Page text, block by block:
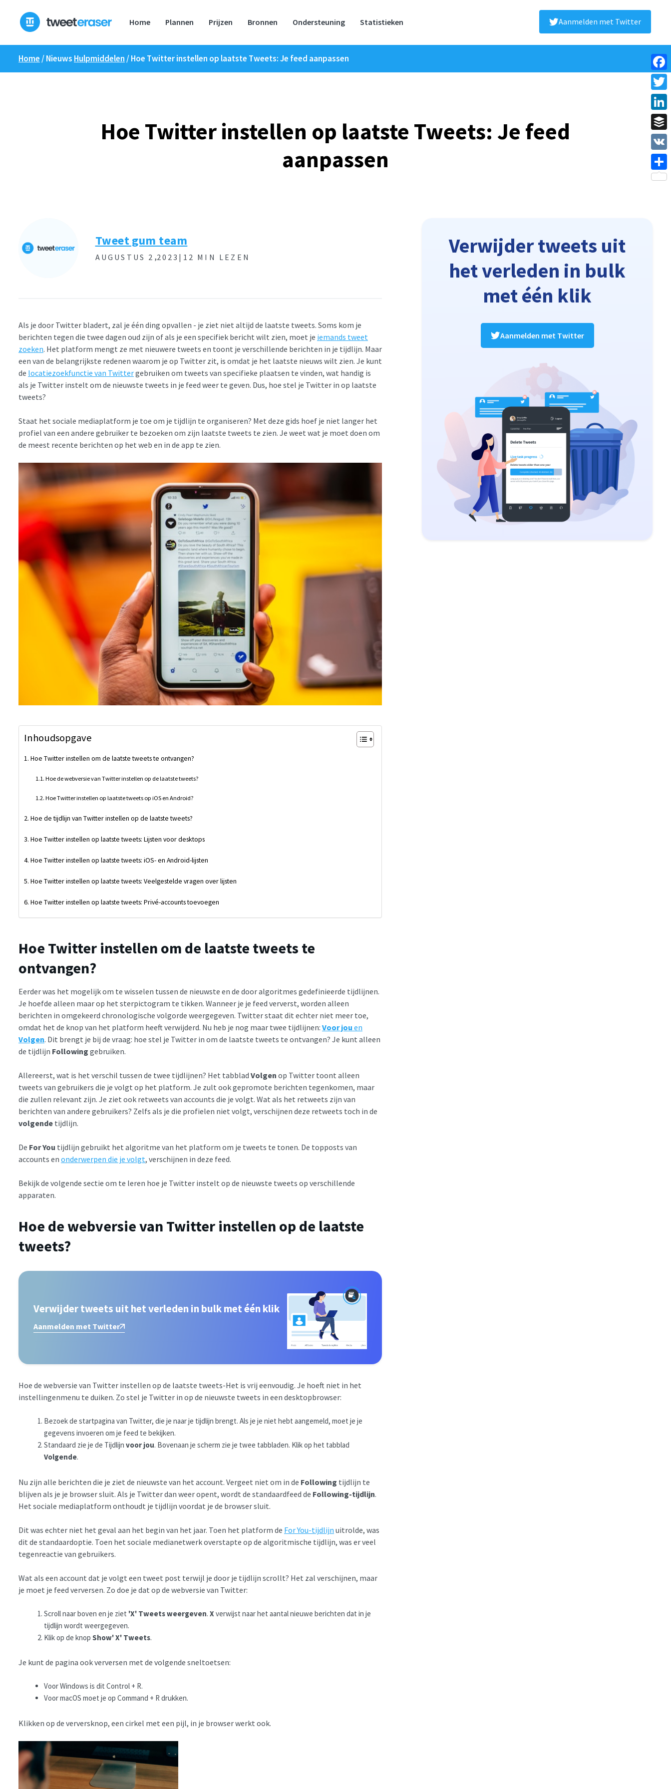
inhoud
Home Plannen Prijzen Bronnen Ondersteuning Statistieken Aanmelden met Twitter
Home / Nieuws Hulpmiddelen /Hoe Twitter instellen op laatste Tweets: Je feed aanpassen
Hoe Twitter instellen op laatste Tweets: Je feed
aanpassen
Tweet gum team
AUGUSTUS 2 ,2023| 12 MIN LEZEN
Als je door Twitter bladert, zal je één ding opvallen - je ziet niet altijd de laatste tweets. Soms kom je
berichten tegen die twee dagen oud zijn of als je een specifiek bericht wilt zien, moet je iemands tweet
zoeken. Het platform mengt ze met nieuwere tweets en toont je verschillende berichten in je tijdlijn. Maar
een van de belangrijkste redenen waarom je op Twitter zit, is omdat je het laatste nieuws wilt zien. Je kunt
de locatiezoekfunctie van Twittergebruiken om tweets van specifieke plaatsen te vinden, wat handig is
als je Twitter instelt om de nieuwste tweets in je feed weer te geven. Dus, hoe stel je Twitter in op laatste
tweets?
Staat het sociale mediaplatform je toe om je tijdlijn te organiseren? Met deze gids hoef je niet langer het
profiel van een andere gebruiker te bezoeken om zijn laatste tweets te zien. Je weet wat je moet doen om
de meest recente berichten op het web en in de app te zien.
Inhoudsopgave
Hoe Twitter instellen om de laatste tweets te ontvangen?
Hoe de webversie van Twitter instellen op de laatste tweets?
Hoe Twitter instellen op laatste tweets op iOS en Android?
Hoe de tijdlijn van Twitter instellen op de laatste tweets?
Hoe Twitter instellen op laatste tweets: Lijsten voor desktops
Hoe Twitter instellen op laatste tweets: iOS- en Android-lijsten
Hoe Twitter instellen op laatste tweets: Veelgestelde vragen over lijsten
Hoe Twitter instellen op laatste tweets: Privé-accounts toevoegen
Hoe Twitter instellen om de laatste tweets te
ontvangen?
Eerder was het mogelijk om te wisselen tussen de nieuwste en de door algoritmes gedefinieerde tijdlijnen.
Je hoefde alleen maar op het sterpictogram te tikken. Wanneer je je feed ververst, worden alleen
berichten in omgekeerd chronologische volgorde weergegeven. Twitter staat dit echter niet meer toe,
omdat het de knop van het platform heeft verwijderd. Nu heb je nog maar twee tijdlijnen: Voor jou en
Volgen. Dit brengt je bij de vraag: hoe stel je Twitter in om de laatste tweets te ontvangen? Je kunt alleen
de tijdlijn Following gebruiken.
Allereerst, wat is het verschil tussen de twee tijdlijnen? Het tabblad Volgen op Twitter toont alleen
tweets van gebruikers die je volgt op het platform. Je zult ook gepromote berichten tegenkomen, maar
die zullen relevant zijn. Je ziet ook retweets van accounts die je volgt. Wat als het retweets zijn van
berichten van andere gebruikers? Zelfs als je die profielen niet volgt, verschijnen deze retweets toch in de
volgende tijdlijn.
De For You tijdlijn gebruikt het algoritme van het platform om je tweets te tonen. De topposts van
accounts en onderwerpen die je volgt, verschijnen in deze feed.
Bekijk de volgende sectie om te leren hoe je Twitter instelt op de nieuwste tweets op verschillende
apparaten.
Hoe de webversie van Twitter instellen op de laatste
tweets?
Verwijder tweets uit het verleden in bulk met één klik
Aanmelden met Twitter
Hoe de webversie van Twitter instellen op de laatste tweets-Het is vrij eenvoudig. Je hoeft niet in het
instellingenmenu te duiken. Zo stel je Twitter in op de nieuwste tweets in een desktopbrowser:
Bezoek de startpagina van Twitter, die je naar je tijdlijn brengt. Als je je niet hebt aangemeld, moet je je
gegevens invoeren om je feed te bekijken.
Standaard zie je de Tijdlijn voor jou. Bovenaan je scherm zie je twee tabbladen. Klik op het tabblad
Volgende.
Nu zijn alle berichten die je ziet de nieuwste van het account. Vergeet niet om in de Following tijdlijn te
blijven als je je browser sluit. Als je Twitter dan weer opent, wordt de standaardfeed de Following-tijdlijn.
Het sociale mediaplatform onthoudt je tijdlijn voordat je de browser sluit.
Dit was echter niet het geval aan het begin van het jaar. Toen het platform de For You-tijdlijn uitrolde, was
dit de standaardoptie. Toen het sociale medianetwerk overstapte op de algoritmische tijdlijn, was er veel
tegenreactie van gebruikers.
Wat als een account dat je volgt een tweet post terwijl je door je tijdlijn scrollt? Het zal verschijnen, maar
je moet je feed verversen. Zo doe je dat op de webversie van Twitter:
Scroll naar boven en je ziet 'X' Tweets weergeven. X verwijst naar het aantal nieuwe berichten dat in je
tijdlijn wordt weergegeven.
Klik op de knop Show' X' Tweets.
Je kunt de pagina ook verversen met de volgende sneltoetsen:
Voor Windows is dit Control + R.
Voor macOS moet je op Command + R drukken.
Klikken op de verversknop, een cirkel met een pijl, in je browser werkt ook.
Verwijder tweets uit
het verleden in bulk
met één klik
Aanmelden met Twitter
VK